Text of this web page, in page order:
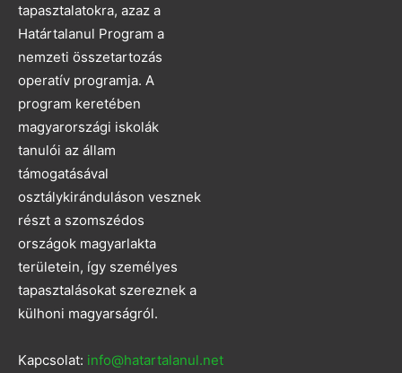
tapasztalatokra, azaz a
Határtalanul Program a
nemzeti összetartozás
operatív programja. A
program keretében
magyarországi iskolák
tanulói az állam
támogatásával
osztálykiránduláson vesznek
részt a szomszédos
országok magyarlakta
területein, így személyes
tapasztalásokat szereznek a
külhoni magyarságról.
Kapcsolat: info@hatartalanul.net